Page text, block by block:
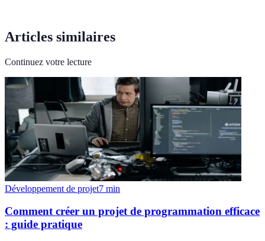
Articles similaires
Continuez votre lecture
Développement de projet7 min
Comment créer un projet de programmation efficace
: guide pratique